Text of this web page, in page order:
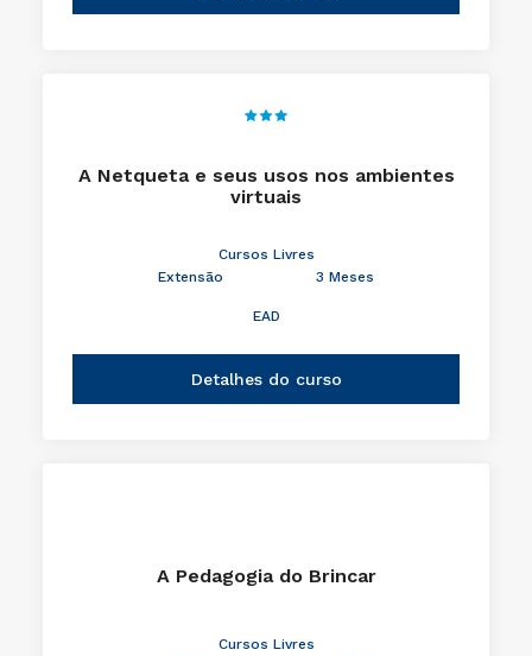
A Netqueta e seus usos nos ambientes
virtuais
Cursos Livres
Extensão
3 Meses
EAD
Detalhes do curso
A Pedagogia do Brincar
Cursos Livres